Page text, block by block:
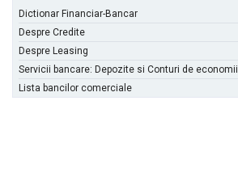
Dictionar Financiar-Bancar
Despre Credite
Despre Leasing
Servicii bancare: Depozite si Conturi de economii
Lista bancilor comerciale